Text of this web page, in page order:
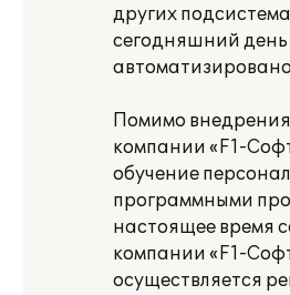
других
сегодняшний день
Помимо
компании «F1-
обучение
программными
настоящее время
компании «F1-
осуществляется